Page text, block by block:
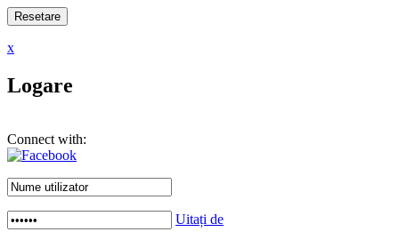
x
Logare
Connect with:
Uitați de